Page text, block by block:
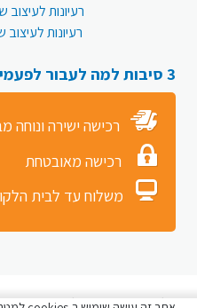
רעיונות לעיצוב
רעיונות לעיצוב
3 סיבות למה לעבור לפעמית אונליין:
רכישה ישירה ונוחה
רכישה מאובטחת
משלוח עד לבית
כל הזכויות שמורות לפעמית סטור ©